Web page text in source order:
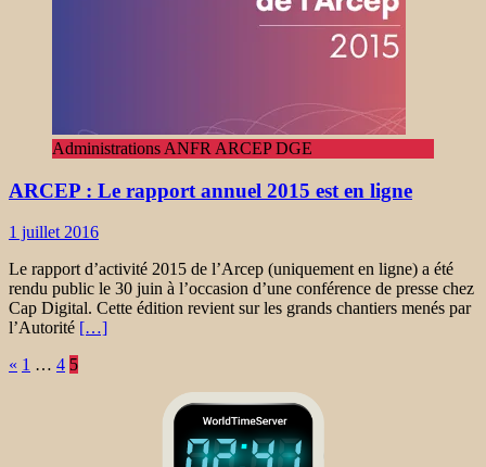
Administrations ANFR ARCEP DGE
ARCEP : Le rapport annuel 2015 est en ligne
1 juillet 2016
Le rapport d’activité 2015 de l’Arcep (uniquement en ligne) a été
rendu public le 30 juin à l’occasion d’une conférence de presse chez
Cap Digital. Cette édition revient sur les grands chantiers menés par
l’Autorité […]
Navigation
« 1 … 4 5